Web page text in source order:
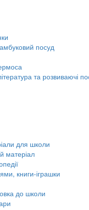
посуд
та розвиваючі
для школи
матеріал
книги-іграшки
до школи